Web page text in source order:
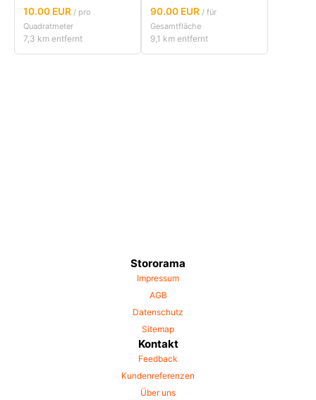
10.00 EUR / pro
Quadratmeter
7,3 km entfernt
90.00 EUR / für
Gesamtfläche
9,1 km entfernt
Stororama
Impressum
AGB
Datenschutz
Sitemap
Kontakt
Feedback
Kundenreferenzen
Über uns